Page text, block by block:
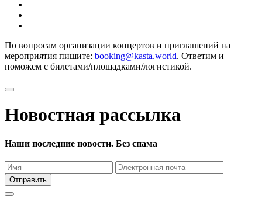
По вопросам организации концертов и приглашений на
мероприятия пишите: booking@kasta.world. Ответим и
поможем с билетами/площадками/логистикой.
Новостная рассылка
Наши последние новости. Без спама
Отправить